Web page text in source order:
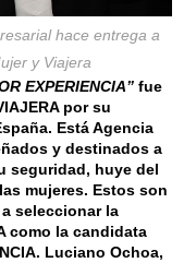
hace entrega a
y Viajera
EXPERIENCIA”fue
por su
Está Agencia
y destinados a
seguridad, huye del
mujeres. Estos son
seleccionar la
como la candidata
Luciano Ochoa,